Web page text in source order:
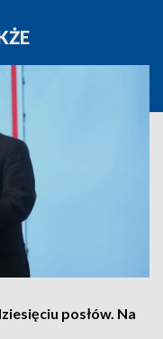
posłów. Na